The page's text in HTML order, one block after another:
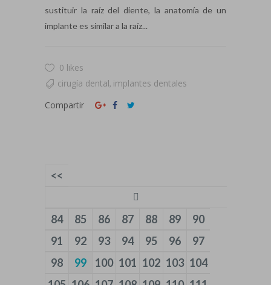
sustituir la raíz del diente, la anatomía de un
implante es similar a la raíz...
0 likes
cirugía dental, implantes dentales
Compartir
<<
84 85 86 87 88 89
90
91
92 93 94 95 96
97
98
99 100 101 102 103 104